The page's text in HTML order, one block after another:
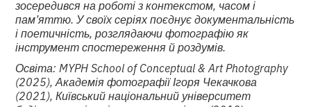
зосередився на роботі з контекстом, часом і
пам’яттю. У своїх серіях поєднує документальність
і поетичність, розглядаючи фотографію як
інструмент спостереження й роздумів.
Освіта: MYPH School of Conceptual & Art Photography
(2025), Академія фотографії Ігоря Чекачкова
(2021), Київський національний університет